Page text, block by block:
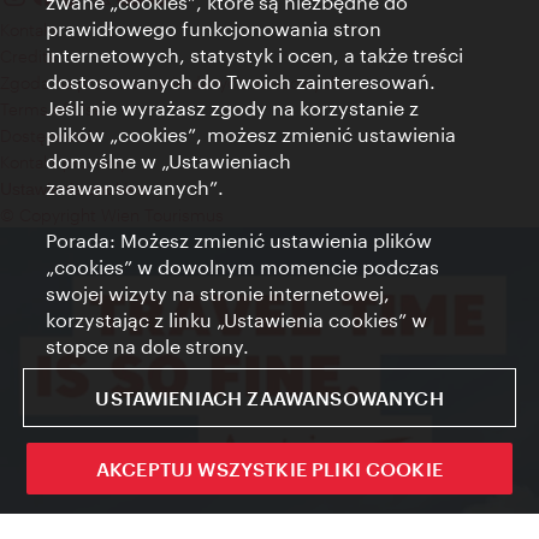
Kontakt
Credits
Zgoda na przetwarzanie danych osobowych
Terms of Use
Dostępność
Kontakt prasowy
Ustawienia cookies
prawidłowego funkcjonowania stron
internetowych, statystyk i ocen, a także treści
dostosowanych do Twoich zainteresowań.
Jeśli nie wyrażasz zgody na korzystanie z
plików „cookies”, możesz zmienić ustawienia
domyślne w „Ustawieniach
zaawansowanych”.
Porada: Możesz zmienić ustawienia plików
„cookies” w dowolnym momencie podczas
swojej wizyty na stronie internetowej,
korzystając z linku „Ustawienia cookies” w
stopce na dole strony.
USTAWIENIACH ZAAWANSOWANYCH
AKCEPTUJ WSZYSTKIE PLIKI COOKIE